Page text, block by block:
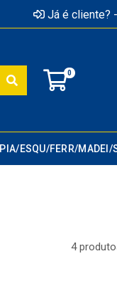
Já é cliente?
0
PIA/ESQU/FERR/MADEI/
4